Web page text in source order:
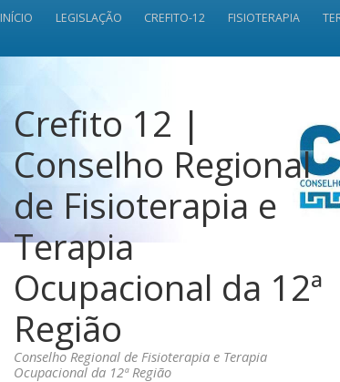
INÍCIO LEGISLAÇÃO CREFITO-12 FISIOTERAPIA
Crefito 12 |
Conselho Regional
de Fisioterapia e
Terapia
Ocupacional da 12ª
Região
Conselho Regional de Fisioterapia e Terapia
Ocupacional da 12ª Região